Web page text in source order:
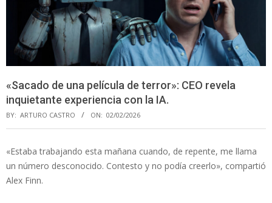
«Sacado de una película de terror»: CEO revela
inquietante experiencia con la IA.
BY: ARTURO CASTRO ON: 02/02/2026
«Estaba trabajando esta mañana cuando, de repente, me llama
un número desconocido. Contesto y no podía creerlo», compartió
Alex Finn.